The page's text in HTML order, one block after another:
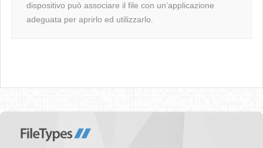
dispositivo può associare il file con un’applicazione
adeguata per aprirlo ed utilizzarlo.